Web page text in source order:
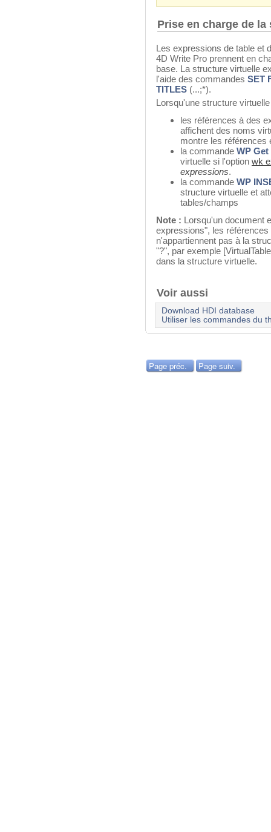
Prise en charge de
Les expressions de table et
4D Write Pro prennent en
base. La structure virtuelle
l'aide des commandes SET
TITLES (...;*).
Lorsqu'une structure
les références à des
affichent des noms
montre les références
la commande WP
virtuelle si l'option wk
expressions.
la commande WP
structure virtuelle et
tables/champs
Note : Lorsqu'un document
expressions", les
n'appartiennent pas à la
"?", par exemple
dans la structure virtuelle.
Voir aussi
Download HDI database
Utiliser les commandes du
Page préc. Page suiv.